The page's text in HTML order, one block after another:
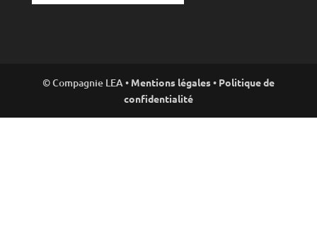
© Compagnie LEA • Mentions légales• Politique de
confidentialité